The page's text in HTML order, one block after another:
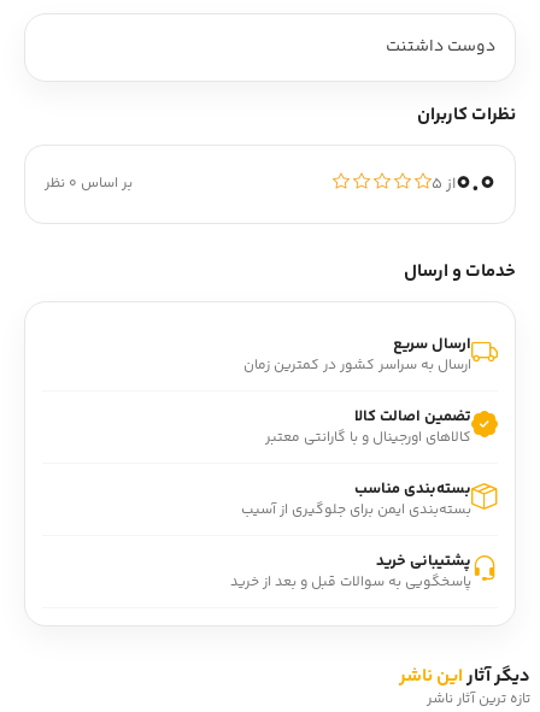
دوست داشتنت
نظرات کاربران
0.0از ۵ بر اساس 0 نظر
خدمات و ارسال
ارسال سریع
ارسال به سراسر کشور در کمترین زمان
تضمین اصالت کالا
کالاهای اورجینال و با گارانتی معتبر
بسته‌بندی مناسب
بسته‌بندی ایمن برای جلوگیری از آسیب
پشتیبانی خرید
پاسخگویی به سوالات قبل و بعد از خرید
دیگر آثاراین ناشر
تازه ترین آثار ناشر